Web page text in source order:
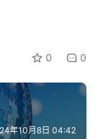
c店是完全免费
宝针对交纳的保
类型的不一
会做到5万到十
0 0
年10月8日 04:42